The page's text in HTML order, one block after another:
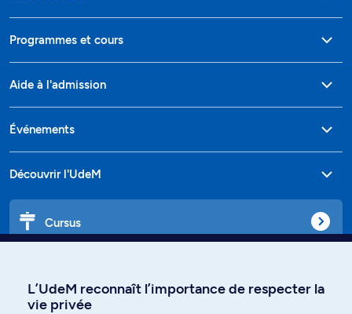
Programmes et cours
Aide à l'admission
Événements
Découvrir l'UdeM
Cursus
L’UdeM reconnaît l’importance de respecter la
vie privée